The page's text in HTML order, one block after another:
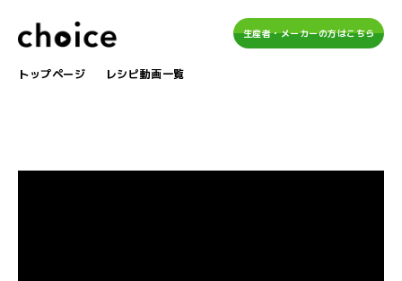
トップページ レシピ動画一覧
生産者・メーカーの方はこちら